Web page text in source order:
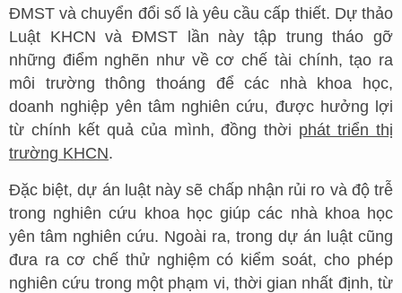
ĐMST và chuyển đổi số là yêu cầu cấp thiết. Dự thảo
Luật KHCN và ĐMST lần này tập trung tháo gỡ
những điểm nghẽn như về cơ chế tài chính, tạo ra
môi trường thông thoáng để các nhà khoa học,
doanh nghiệp yên tâm nghiên cứu, được hưởng lợi
từ chính kết quả của mình, đồng thời phát triển thị
trường KHCN.
Đặc biệt, dự án luật này sẽ chấp nhận rủi ro và độ trễ
trong nghiên cứu khoa học giúp các nhà khoa học
yên tâm nghiên cứu. Ngoài ra, trong dự án luật cũng
đưa ra cơ chế thử nghiệm có kiểm soát, cho phép
nghiên cứu trong một phạm vi, thời gian nhất định, từ